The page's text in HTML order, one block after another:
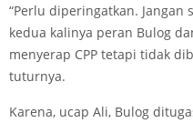
“Perlu diperingatkan.
kedua kalinya peran Bulog
menyerap CPP tetapi tidak
tuturnya.
Karena, ucap Ali, Bulog